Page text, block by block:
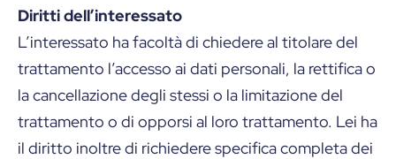
Diritti dell’interessato
L’interessato ha facoltà di chiedere al titolare del
trattamento l’accesso ai dati personali, la rettifica o
la cancellazione degli stessi o la limitazione del
trattamento o di opporsi al loro trattamento. Lei ha
il diritto inoltre di richiedere specifica completa dei